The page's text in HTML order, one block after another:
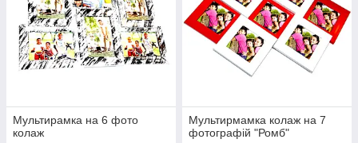
Мультирамка на 6 фото
колаж
Мультирмамка колаж на 7
фотографій "Ромб"